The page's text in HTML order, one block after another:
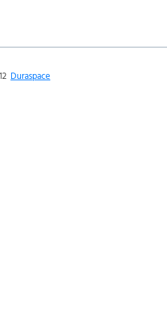
Duraspace